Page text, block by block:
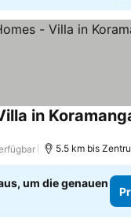
in
5.5 km bis
um die genauen